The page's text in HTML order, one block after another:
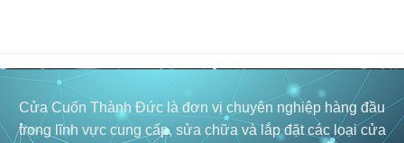
Cửa Cuốn Thành Đức là đơn vị chuyên nghiệp hàng đầu
trong lĩnh vực cung cấp, sửa chữa và lắp đặt các loại cửa